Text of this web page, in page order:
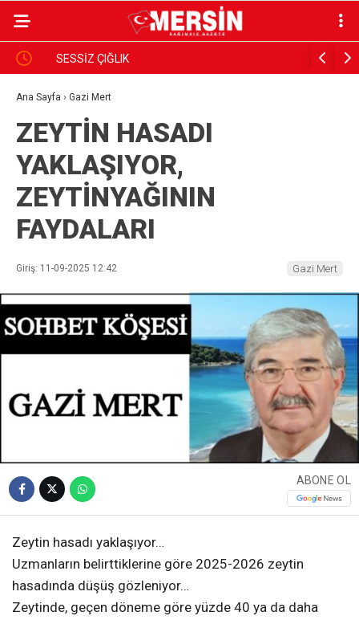
SESSİZ ÇIĞLIK
Ana Sayfa › Gazi Mert
ZEYTİN HASADI
YAKLAŞIYOR,
ZEYTİNYAĞININ
FAYDALARI
Giriş: 11-09-2025 12:42 Gazi Mert
ABONE OL
Zeytin hasadı yaklaşıyor…
Uzmanların belirttiklerine göre 2025-2026 zeytin
hasadında düşüş gözleniyor…
Zeytinde, geçen döneme göre yüzde 40 ya da daha